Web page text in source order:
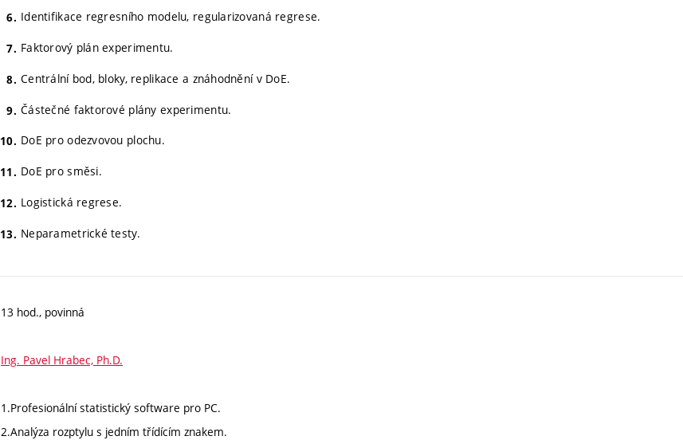
Identifikace regresního modelu, regularizovaná regrese.
Faktorový plán experimentu.
Centrální bod, bloky, replikace a znáhodnění v DoE.
Částečné faktorové plány experimentu.
DoE pro odezvovou plochu.
DoE pro směsi.
Logistická regrese.
Neparametrické testy.
13 hod., povinná
Ing. Pavel Hrabec, Ph.D.
1.Profesionální statistický software pro PC.
2.Analýza rozptylu s jedním třídícím znakem.